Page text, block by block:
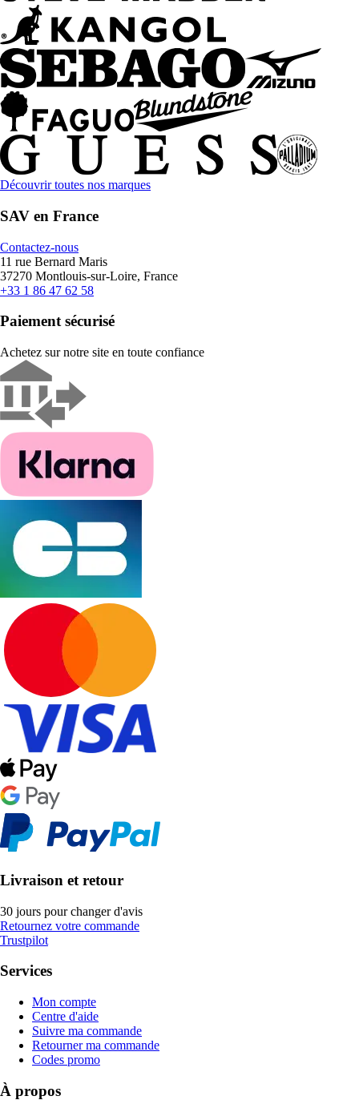
Découvrir toutes nos marques
SAV en France
Contactez-nous
11 rue Bernard Maris
37270 Montlouis-sur-Loire, France
+33 1 86 47 62 58
Paiement sécurisé
Achetez sur notre site en toute confiance
Livraison et retour
30 jours pour changer d'avis
Retournez votre commande
Trustpilot
Services
Mon compte
Centre d'aide
Suivre ma commande
Retourner ma commande
Codes promo
À propos